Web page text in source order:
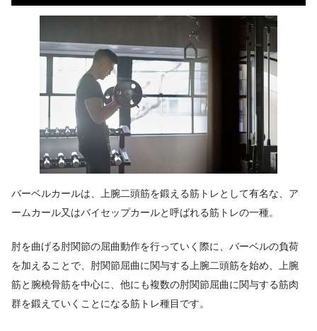
バーベルカールは、上腕二頭筋を鍛える筋トレとして有名な、ア
ームカール又はバイセップカールと呼ばれる筋トレの一種。
肘を曲げる肘関節の屈曲動作を行っていく際に、バーベルの負荷
を加えることで、肘関節屈曲に関与する上腕二頭筋を始め、上腕
筋と腕橈骨筋を中心に、他にも複数の肘関節屈曲に関与する筋肉
群を鍛えていくことになる筋トレ種目です。